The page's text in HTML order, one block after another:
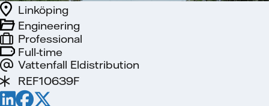
Full-time
Vattenfall Eldistribution
Engineering
Linköping
Professional
REF10639F